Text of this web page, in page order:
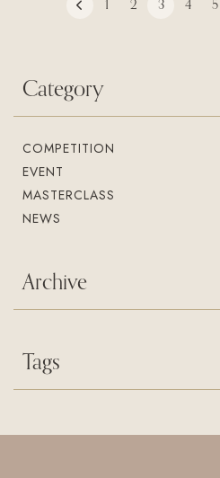
1 2 3 4 5
Category
COMPETITION
EVENT
MASTERCLASS
NEWS
Archive
Tags